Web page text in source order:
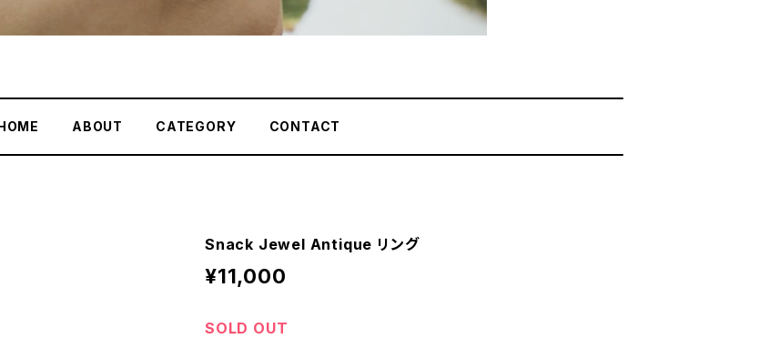
ABOUT CATEGORY CONTACT
Snack Jewel Antique リング
¥11,000
SOLD OUT